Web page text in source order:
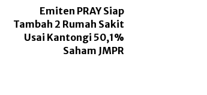
Emiten PRAY Siap
Tambah 2 Rumah Sakit
Usai Kantongi 50,1%
Saham JMPR